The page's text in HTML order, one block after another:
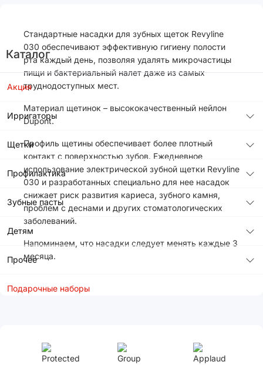
Каталог
Акция
Ирригаторы
Щетки
Профилактика
Зубные пасты
Детям
Прочее
Подарочные наборы
Стандартные насадки для зубных щеток Revyline
030 обеспечивают эффективную гигиену полости
рта каждый день, позволяя удалять микрочастицы
пищи и бактериальный налет даже из самых
труднодоступных мест.
Материал щетинок – высококачественный нейлон
Dupont.
Профиль щетины обеспечивает более плотный
контакт с поверхностью зубов. Ежедневное
использование электрической зубной щетки Revyline
030 и разработанных специально для нее насадок
снижает риск развития кариеса, зубного камня,
проблем с деснами и других стоматологических
заболеваний.
Напоминаем, что насадки следует менять каждые 3
месяца.